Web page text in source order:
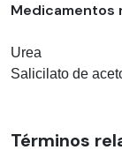
Medicamentos
Urea
Salicilato de
Términos